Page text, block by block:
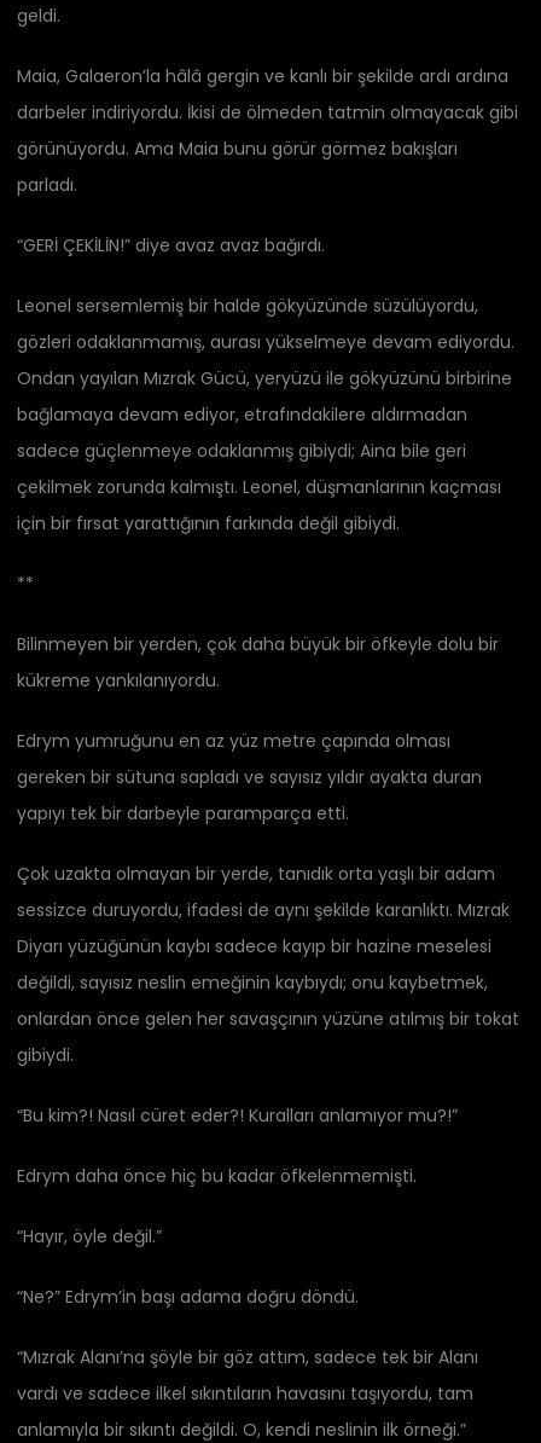
geldi.
Maia, Galaeron’la hâlâ gergin ve kanlı bir şekilde ardı ardına
darbeler indiriyordu. İkisi de ölmeden tatmin olmayacak gibi
görünüyordu. Ama Maia bunu görür görmez bakışları
parladı.
“GERİ ÇEKİLİN!” diye avaz avaz bağırdı.
Leonel sersemlemiş bir halde gökyüzünde süzülüyordu,
gözleri odaklanmamış, aurası yükselmeye devam ediyordu.
Ondan yayılan Mızrak Gücü, yeryüzü ile gökyüzünü birbirine
bağlamaya devam ediyor, etrafındakilere aldırmadan
sadece güçlenmeye odaklanmış gibiydi; Aina bile geri
çekilmek zorunda kalmıştı. Leonel, düşmanlarının kaçması
için bir fırsat yarattığının farkında değil gibiydi.
**
Bilinmeyen bir yerden, çok daha büyük bir öfkeyle dolu bir
kükreme yankılanıyordu.
Edrym yumruğunu en az yüz metre çapında olması
gereken bir sütuna sapladı ve sayısız yıldır ayakta duran
yapıyı tek bir darbeyle paramparça etti.
Çok uzakta olmayan bir yerde, tanıdık orta yaşlı bir adam
sessizce duruyordu, ifadesi de aynı şekilde karanlıktı. Mızrak
Diyarı yüzüğünün kaybı sadece kayıp bir hazine meselesi
değildi, sayısız neslin emeğinin kaybıydı; onu kaybetmek,
onlardan önce gelen her savaşçının yüzüne atılmış bir tokat
gibiydi.
“Bu kim?! Nasıl cüret eder?! Kuralları anlamıyor mu?!”
Edrym daha önce hiç bu kadar öfkelenmemişti.
“Hayır, öyle değil.”
“Ne?” Edrym’in başı adama doğru döndü.
“Mızrak Alanı’na şöyle bir göz attım, sadece tek bir Alanı
vardı ve sadece ilkel sıkıntıların havasını taşıyordu, tam
anlamıyla bir sıkıntı değildi. O, kendi neslinin ilk örneği.”